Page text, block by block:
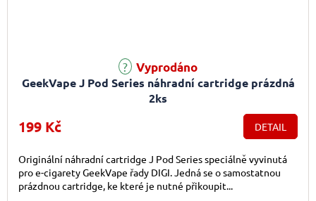
GeekVape J Pod Series náhradní cartridge prázdná
2ks
Vyprodáno
199 Kč DETAIL
Originální náhradní cartridge J Pod Series speciálně vyvinutá
pro e-cigarety GeekVape řady DIGI. Jedná se o samostatnou
prázdnou cartridge, ke které je nutné přikoupit...